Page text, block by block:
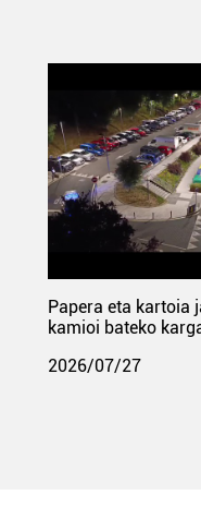
Papera eta kartoia
kamioi bateko
2026/07/27